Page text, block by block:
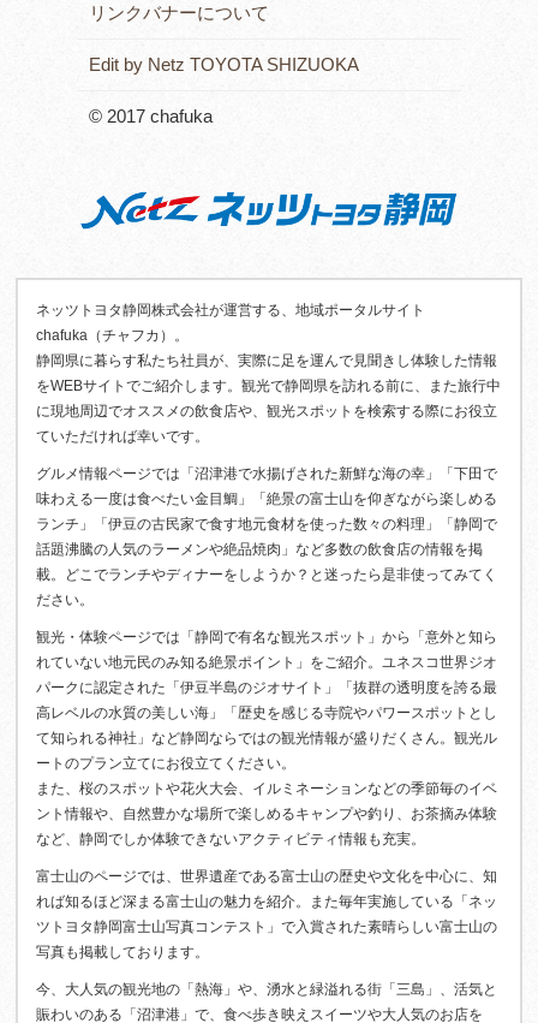
リンクバナーについて
Edit by Netz TOYOTA SHIZUOKA
© 2017 chafuka
ネッツトヨタ静岡株式会社が運営する、地域ポータルサイト
chafuka（チャフカ）。
静岡県に暮らす私たち社員が、実際に足を運んで見聞きし体験した情報
をWEBサイトでご紹介します。観光で静岡県を訪れる前に、また旅行中
に現地周辺でオススメの飲食店や、観光スポットを検索する際にお役立
ていただければ幸いです。
グルメ情報ページでは「沼津港で水揚げされた新鮮な海の幸」「下田で
味わえる一度は食べたい金目鯛」「絶景の富士山を仰ぎながら楽しめる
ランチ」「伊豆の古民家で食す地元食材を使った数々の料理」「静岡で
話題沸騰の人気のラーメンや絶品焼肉」など多数の飲食店の情報を掲
載。どこでランチやディナーをしようか？と迷ったら是非使ってみてく
ださい。
観光・体験ページでは「静岡で有名な観光スポット」から「意外と知ら
れていない地元民のみ知る絶景ポイント」をご紹介。ユネスコ世界ジオ
パークに認定された「伊豆半島のジオサイト」「抜群の透明度を誇る最
高レベルの水質の美しい海」「歴史を感じる寺院やパワースポットとし
て知られる神社」など静岡ならではの観光情報が盛りだくさん。観光ル
ートのプラン立てにお役立てください。
また、桜のスポットや花火大会、イルミネーションなどの季節毎のイベ
ント情報や、自然豊かな場所で楽しめるキャンプや釣り、お茶摘み体験
など、静岡でしか体験できないアクティビティ情報も充実。
富士山のページでは、世界遺産である富士山の歴史や文化を中心に、知
れば知るほど深まる富士山の魅力を紹介。また毎年実施している「ネッ
ツトヨタ静岡富士山写真コンテスト」で入賞された素晴らしい富士山の
写真も掲載しております。
今、大人気の観光地の「熱海」や、湧水と緑溢れる街「三島」、活気と
賑わいのある「沼津港」で、食べ歩き映えスイーツや大人気のお店を